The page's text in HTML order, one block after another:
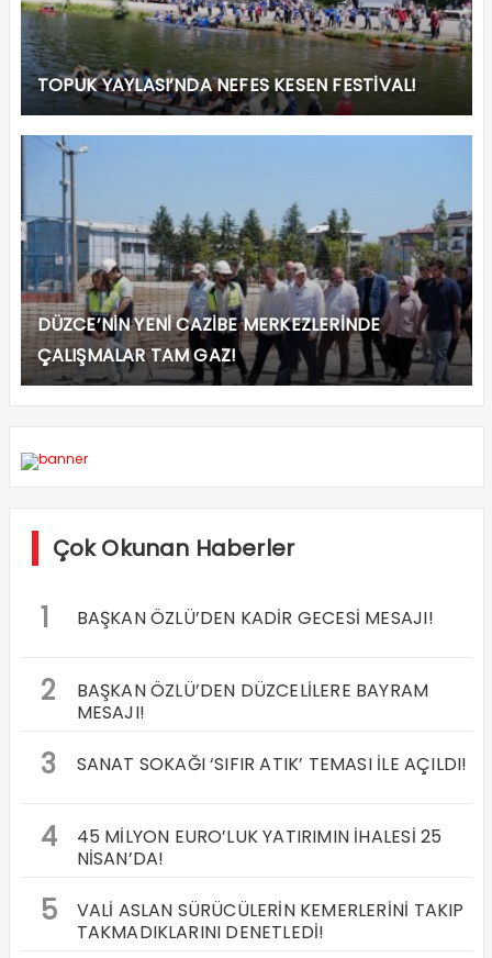
TOPUK YAYLASI’NDA NEFES KESEN FESTİVAL!
DÜZCE’NİN YENİ CAZİBE MERKEZLERİNDE
ÇALIŞMALAR TAM GAZ!
Çok Okunan Haberler
1 BAŞKAN ÖZLÜ’DEN KADİR GECESİ MESAJI!
2
BAŞKAN ÖZLÜ’DEN DÜZCELİLERE BAYRAM
MESAJI!
3 SANAT SOKAĞI ‘SIFIR ATIK’ TEMASI İLE AÇILDI!
4
45 MİLYON EURO’LUK YATIRIMIN İHALESİ 25
NİSAN’DA!
5
VALİ ASLAN SÜRÜCÜLERİN KEMERLERİNİ TAKIP
TAKMADIKLARINI DENETLEDİ!